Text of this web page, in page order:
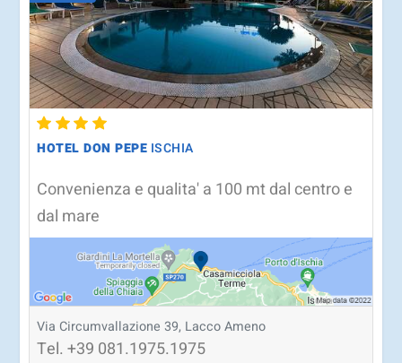
HOTEL DON PEPE ISCHIA
Convenienza e qualita' a 100 mt dal centro e
dal mare
Via Circumvallazione 39, Lacco Ameno
Tel.+39 081.1975.1975